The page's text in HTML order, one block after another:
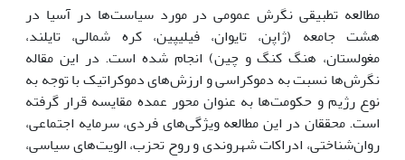
مطالعه تطبیقى نگرش عمومى در مورد سیاست‌ها در آسیا در
هشت جامعه (ژاپن، تایوان، فیلیپین، کره شمالى، تایلند،
مغولستان، هنگ کنگ و چین) انجام شده است. در این مقاله
نگرش‌ها نسبت به دموکراسى و ارزش‌هاى دموکراتیک با توجه به
نوع رژیم و حکومت‌ها به عنوان محور عمده مقایسه قرار گرفته
است. محققان در این مطالعه ویژگى‌هاى فردى، سرمایه اجتماعى،
روان‌شناختى، ادراکات شهروندى و روح تحزب، الویت‌هاى سیاسى،